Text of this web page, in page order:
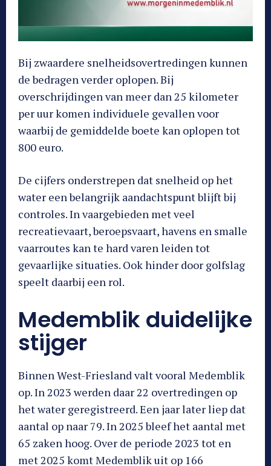
Bij zwaardere snelheidsovertredingen kunnen
de bedragen verder oplopen. Bij
overschrijdingen van meer dan 25 kilometer
per uur komen individuele gevallen voor
waarbij de gemiddelde boete kan oplopen tot
800 euro.
De cijfers onderstrepen dat snelheid op het
water een belangrijk aandachtspunt blijft bij
controles. In vaargebieden met veel
recreatievaart, beroepsvaart, havens en smalle
vaarroutes kan te hard varen leiden tot
gevaarlijke situaties. Ook hinder door golfslag
speelt daarbij een rol.
Medemblik duidelijke
stijger
Binnen West-Friesland valt vooral Medemblik
op. In 2023 werden daar 22 overtredingen op
het water geregistreerd. Een jaar later liep dat
aantal op naar 79. In 2025 bleef het aantal met
65 zaken hoog. Over de periode 2023 tot en
met 2025 komt Medemblik uit op 166